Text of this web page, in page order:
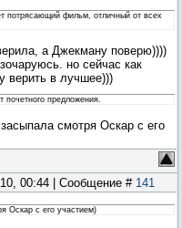
потрясающий фильм, отличный от всех
а Джекману поверю))))
но сейчас как
верить в лучшее)))
почетного предложения.
смотря Оскар с его
00:44 | Сообщение # 141
Оскар с его участием)